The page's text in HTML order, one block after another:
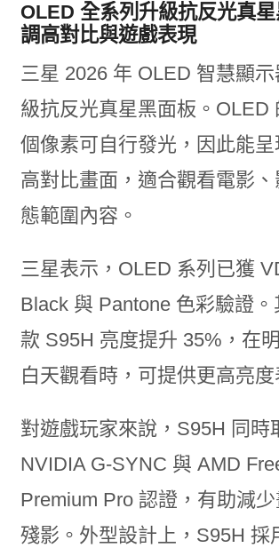
OLED 全系列升級抗反光真
調高對比與遊戲表現
三星 2026 年 OLED 智慧顯
級抗反光真星黑面板。OLED
個像素可自行發光，因此能
高對比畫面，適合觀看電影
態範圍內容。
三星表示，OLED 系列已獲
Black 與 Pantone 色彩驗證
款 S95H 亮度提升 35%，在
白天觀看時，可提供更高亮度
對遊戲玩家來說，S95H 同時
NVIDIA G-SYNC 與 AMD
Premium Pro 認證，有助減
殘影。外型設計上，S95H 採